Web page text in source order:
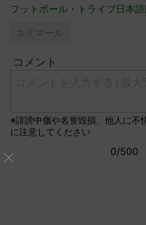
フットボール・トライブ日本
ネイマール